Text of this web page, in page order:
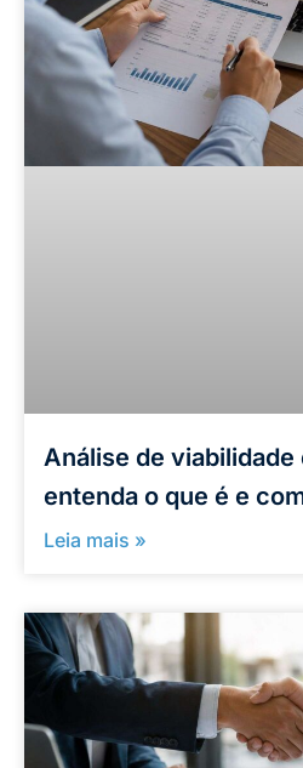
Análise de
entenda o que é e
Leia mais »